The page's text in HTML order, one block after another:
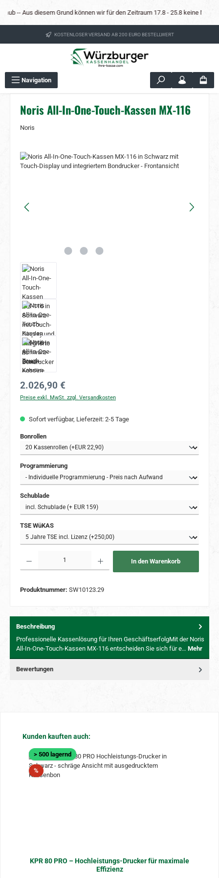
Zum Hauptinhalt springen
Aus diesem Grund können wir für den Zeitraum 17.8 - 25.8 keine
KOSTENLOSER VERSAND AB 200 EURO BESTELLWERT
Navigation
Noris All-In-One-Touch-Kassen MX-116
Noris
Bildergalerie überspringen
Regulärer Preis:
2.026,90 €
Preise exkl. MwSt. zzgl. Versandkosten
Sofort verfügbar, Lieferzeit: 2-5 Tage
Bonrollenauswählen
Programmierungauswählen
Schubladeauswählen
TSE WüKASauswählen
In den Warenkorb
Produktnummer: SW10123.29
Beschreibung
Professionelle Kassenlösung für Ihren GeschäftserfolgMit der Noris
All-In-One-Touch-Kassen MX-116 entscheiden Sie sich für e… Mehr
Bewertungen
Produktgalerie überspringen
Kunden kauften auch:
> 500 lagernd
%Rabatt
KPR 80 PRO – Hochleistungs-Drucker für maximale
Effizienz